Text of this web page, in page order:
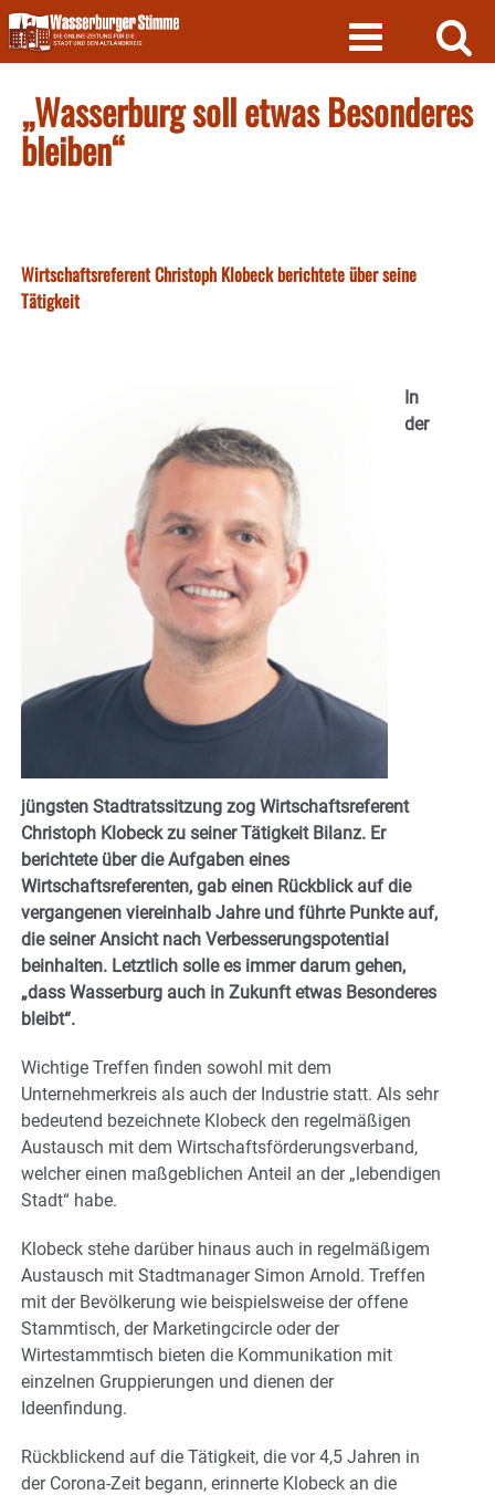
Skip
to
content
„Wasserburg soll etwas Besonderes
bleiben“
Wirtschaftsreferent Christoph Klobeck berichtete über seine
Tätigkeit
In
der
jüngsten Stadtratssitzung zog Wirtschaftsreferent
Christoph Klobeck zu seiner Tätigkeit Bilanz. Er
berichtete über die Aufgaben eines
Wirtschaftsreferenten, gab einen Rückblick auf die
vergangenen viereinhalb Jahre und führte Punkte auf,
die seiner Ansicht nach Verbesserungspotential
beinhalten. Letztlich solle es immer darum gehen,
„dass Wasserburg auch in Zukunft etwas Besonderes
bleibt“.
Wichtige Treffen finden sowohl mit dem
Unternehmerkreis als auch der Industrie statt. Als sehr
bedeutend bezeichnete Klobeck den regelmäßigen
Austausch mit dem Wirtschaftsförderungsverband,
welcher einen maßgeblichen Anteil an der „lebendigen
Stadt“ habe.
Klobeck stehe darüber hinaus auch in regelmäßigem
Austausch mit Stadtmanager Simon Arnold. Treffen
mit der Bevölkerung wie beispielsweise der offene
Stammtisch, der Marketingcircle oder der
Wirtestammtisch bieten die Kommunikation mit
einzelnen Gruppierungen und dienen der
Ideenfindung.
Rückblickend auf die Tätigkeit, die vor 4,5 Jahren in
der Corona-Zeit begann, erinnerte Klobeck an die